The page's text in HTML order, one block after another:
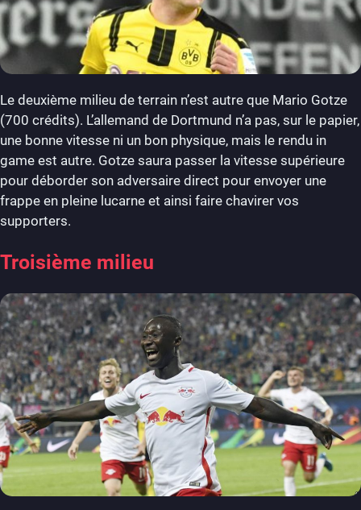
Le deuxième milieu de terrain n’est autre que Mario Gotze
(700 crédits). L’allemand de Dortmund n’a pas, sur le papier,
une bonne vitesse ni un bon physique, mais le rendu in
game est autre. Gotze saura passer la vitesse supérieure
pour déborder son adversaire direct pour envoyer une
frappe en pleine lucarne et ainsi faire chavirer vos
supporters.
Troisième milieu